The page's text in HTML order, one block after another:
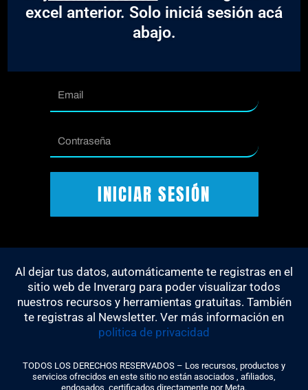
excel anterior. Solo iniciá sesión acá
abajo.
Email
INICIAR SESIÓN
Al dejar tus datos, automáticamente te registras en el
sitio web de Inverarg para poder visualizar todos
nuestros recursos y herramientas gratuitas. También
te registras al Newsletter. Ver más información en
politica de privacidad
TODOS LOS DERECHOS RESERVADOS – Los recursos, productos y
servicios ofrecidos en este sitio no están asociados , afiliados,
endosados, certificados directamente por Meta.